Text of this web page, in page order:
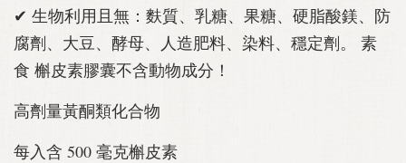
✔ 生物利用且無：麩質、乳糖、果糖、硬脂酸鎂、防
腐劑、大豆、酵母、人造肥料、染料、穩定劑。 素
食 槲皮素膠囊不含動物成分！
高劑量黃酮類化合物
每入含 500 毫克槲皮素